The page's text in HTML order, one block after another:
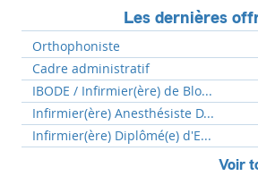
Les dernières
Orthophoniste
Cadre administratif
IBODE / Infirmier(ère) de Blo...
Infirmier(ère) Anesthésiste D...
Infirmier(ère) Diplômé(e) d'E...
Voir